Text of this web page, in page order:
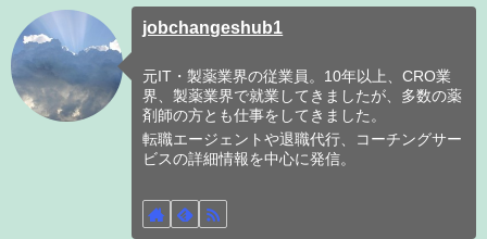
jobchangeshub1
元IT・製薬業界の従業員。10年以上、CRO業
界、製薬業界で就業してきましたが、多数の薬
剤師の方とも仕事をしてきました。
転職エージェントや退職代行、コーチングサー
ビスの詳細情報を中心に発信。